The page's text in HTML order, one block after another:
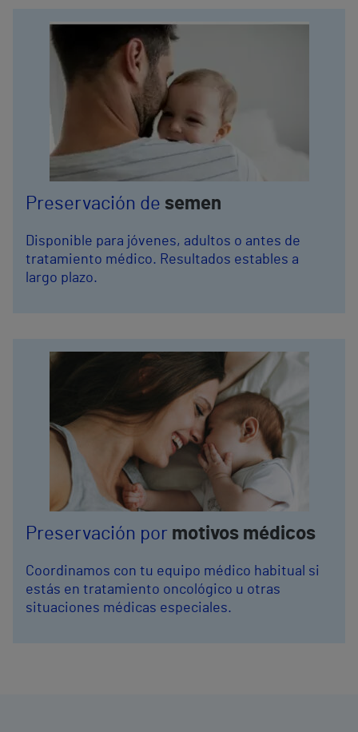
Preservación de semen
Disponible para jóvenes, adultos o antes de
tratamiento médico. Resultados estables a
largo plazo.
Preservación por motivos médicos
Coordinamos con tu equipo médico habitual si
estás en tratamiento oncológico u otras
situaciones médicas especiales.